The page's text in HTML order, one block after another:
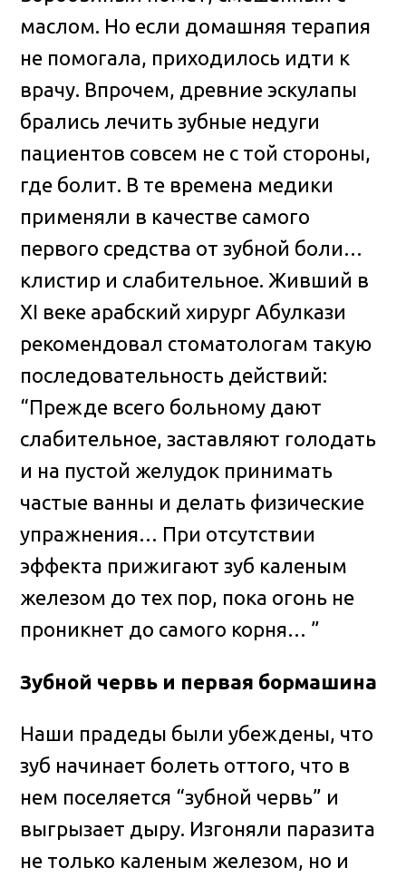
маслом. Но если домашняя терапия
не помогала, приходилось идти к
врачу. Впрочем, древние эскулапы
брались лечить зубные недуги
пациентов совсем не с той стороны,
где болит. В те времена медики
применяли в качестве самого
первого средства от зубной боли…
клистир и слабительное. Живший в
XI веке арабский хирург Абулкази
рекомендовал стоматологам такую
последовательность действий:
“Прежде всего больному дают
слабительное, заставляют голодать
и на пустой желудок принимать
частые ванны и делать физические
упражнения… При отсутствии
эффекта прижигают зуб каленым
железом до тех пор, пока огонь не
проникнет до самого корня… ”
Зубной червь и первая бормашина
Наши прадеды были убеждены, что
зуб начинает болеть оттого, что в
нем поселяется “зубной червь” и
выгрызает дыру. Изгоняли паразита
не только каленым железом, но и